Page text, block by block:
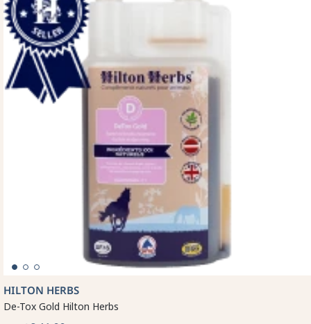
HILTON HERBS
De-Tox Gold Hilton Herbs